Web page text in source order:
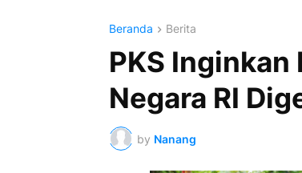
Beranda Berita
PKS Inginkan
Negara RI
by Nanang